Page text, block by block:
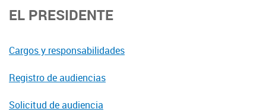
EL PRESIDENTE
Cargos y responsabilidades
Registro de audiencias
Solicitud de audiencia